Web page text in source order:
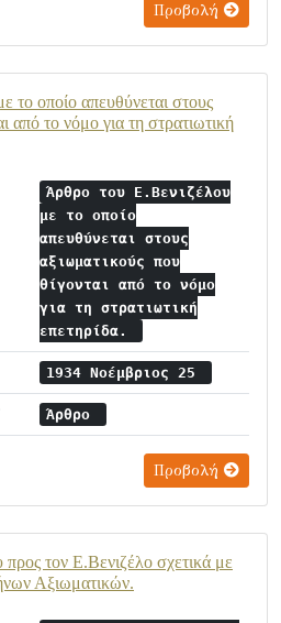
Προβολή
το οποίο απευθύνεται στους
από το νόμο για τη στρατιωτική
Άρθρο του Ε.Βενιζέλου
με το οποίο
απευθύνεται στους
αξιωματικούς που
θίγονται από το νόμο
για τη στρατιωτική
επετηρίδα.
1934 Νοέμβριος 25
Άρθρο
Προβολή
τον Ε.Βενιζέλο σχετικά με
Αξιωματικών.